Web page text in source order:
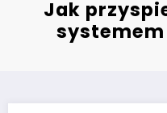
Jak
systemem